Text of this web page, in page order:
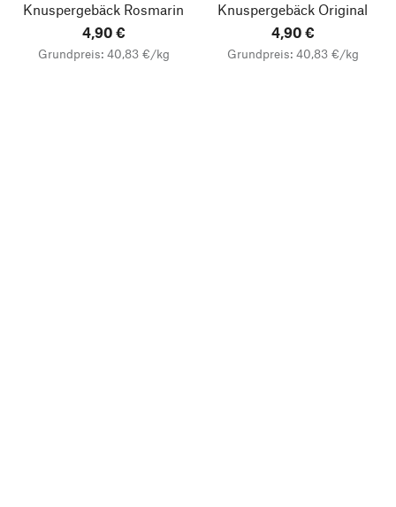
Knuspergebäck Rosmarin
4,90 €
Grundpreis: 40,83 €/kg
Knuspergebäck Original
4,90 €
Grundpreis: 40,83 €/kg